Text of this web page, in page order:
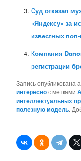
Суд отказал
«Яндексу» за
известных поп-
Компания
регистрации
Запись опубликована
интереснос метками
интеллектуальных
полезную модель.